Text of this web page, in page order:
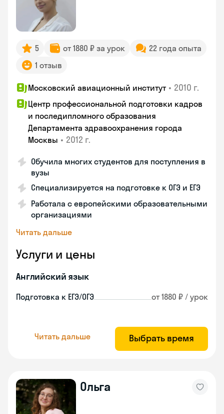
5 от 1880 ₽ за урок
22 года опыта
1 отзыв
Московский авиационный институт • 2010 г.
Центр профессиональной подготовки кадров
и последипломного образования
Департамента здравоохранения города
Москвы • 2012 г.
Обучила многих студентов для поступления в
вузы
Специализируется на подготовке к ОГЭ и ЕГЭ
Работала с европейскими образовательными
организациями
Читать дальше
Услуги и цены
Английский язык
Подготовка к ЕГЭ/ОГЭ от 1880 ₽ / урок
Читать дальше Выбрать время
Ольга